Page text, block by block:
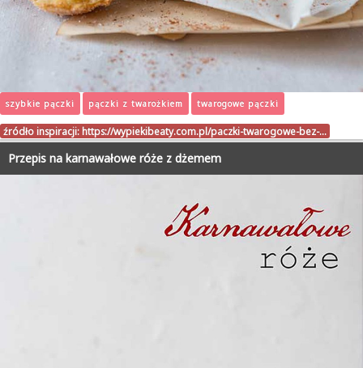
szybkie pączki pączki z twarożkiem twarogowe pączki
źródło inspiracji: https://wypiekibeaty.com.pl/paczki-twarogowe-bez-…
Przepis na karnawałowe róże z dżemem